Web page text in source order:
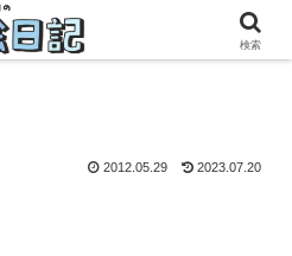
、フリーランス×パートの毎日
2012.05.29 2023.07.20
検索